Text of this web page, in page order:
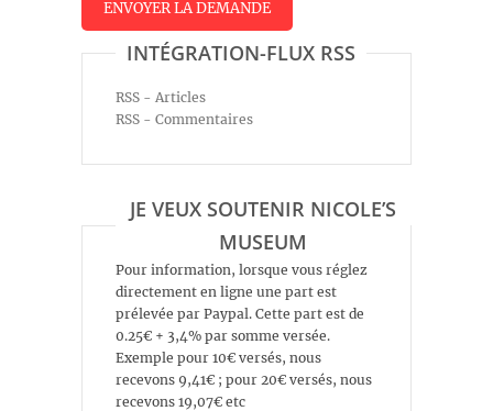
INTÉGRATION-FLUX RSS
RSS - Articles
RSS - Commentaires
JE VEUX SOUTENIR NICOLE’S
MUSEUM
Pour information, lorsque vous réglez
directement en ligne une part est
prélevée par Paypal. Cette part est de
0.25€ + 3,4% par somme versée.
Exemple pour 10€ versés, nous
recevons 9,41€ ; pour 20€ versés, nous
recevons 19,07€ etc